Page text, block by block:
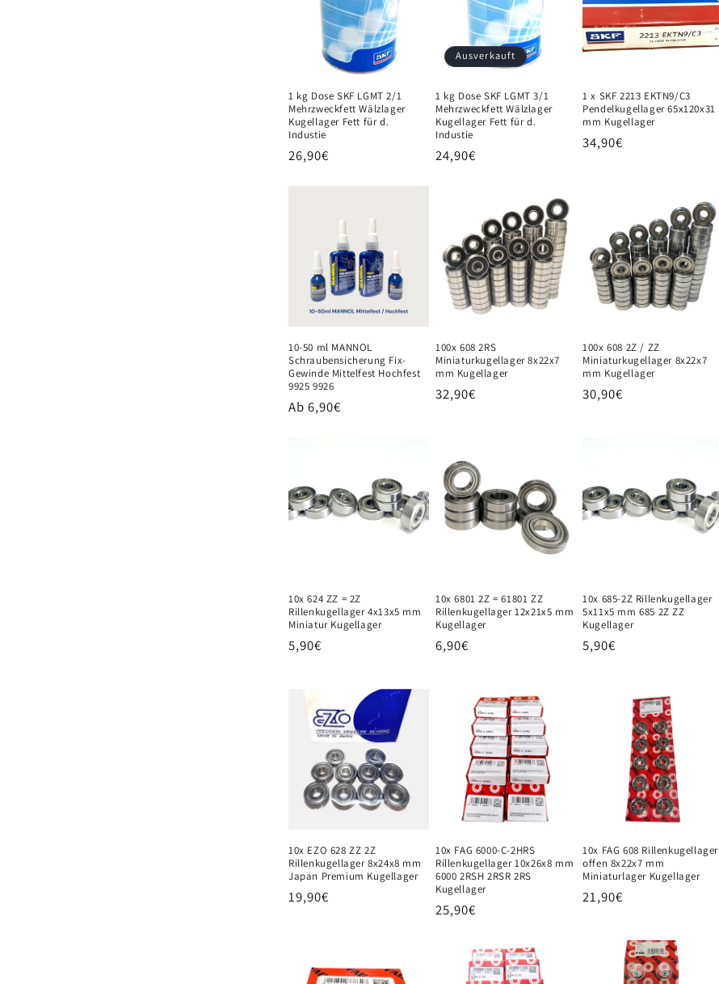
1 kg Dose SKF LGMT 2/1
Mehrzweckfett Wälzlager
Kugellager Fett für d.
Industie
Normaler
26,90€
Ausverkauft
1 kg Dose SKF LGMT 3/1
Mehrzweckfett Wälzlager
Kugellager Fett für d.
Industie
Normaler
24,90€
1 x SKF 2213 EKTN9/C3
Pendelkugellager 65x120x31
mm Kugellager
Normaler
34,90€
10-50 ml MANNOL
Schraubensicherung Fix-
Gewinde Mittelfest Hochfest
9925 9926
Normaler
Ab 6,90€
100x 608 2RS
Miniaturkugellager 8x22x7
mm Kugellager
Normaler
32,90€
100x 608 2Z / ZZ
Miniaturkugellager 8x22x7
mm Kugellager
Normaler
30,90€
10x 624 ZZ = 2Z
Rillenkugellager 4x13x5 mm
Miniatur Kugellager
Normaler
5,90€
10x 6801 2Z = 61801 ZZ
Rillenkugellager 12x21x5 mm
Kugellager
Normaler
6,90€
10x 685-2Z Rillenkugellager
5x11x5 mm 685 2Z ZZ
Kugellager
Normaler
5,90€
10x EZO 628 ZZ 2Z
Rillenkugellager 8x24x8 mm
Japan Premium Kugellager
Normaler
19,90€
10x FAG 6000-C-2HRS
Rillenkugellager 10x26x8 mm
6000 2RSH 2RSR 2RS
Kugellager
Normaler
25,90€
10x FAG 608 Rillenkugellager
offen 8x22x7 mm
Miniaturlager Kugellager
Normaler
21,90€